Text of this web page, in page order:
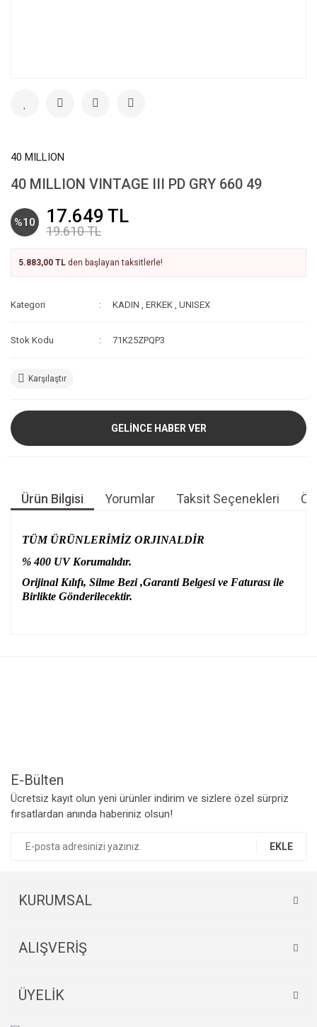
40 MILLION
40 MILLION VINTAGE III PD GRY 660 49
%10 17.649 TL
19.610 TL
5.883,00 TL den başlayan taksitlerle!
Kategori KADIN ,ERKEK ,UNISEX
Stok Kodu 71K25ZPQP3
Karşılaştır
GELİNCE HABER VER
Ürün Bilgisi Yorumlar Taksit Seçenekleri
TÜM ÜRÜNLERİMİZ ORJINALDİR
% 400 UV Korumalıdır.
Orijinal Kılıfı, Silme Bezi ,Garanti Belgesi ve Faturası ile
Birlikte Gönderilecektir.
E-Bülten
Ücretsiz kayıt olun yeni ürünler indirim ve sizlere özel sürpriz
fırsatlardan anında haberiniz olsun!
EKLE
KURUMSAL
ALIŞVERİŞ
ÜYELİK